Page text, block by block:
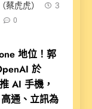
蔡虎虎）
3
0
地位！郭
於
AI 手機，
通、立訊為